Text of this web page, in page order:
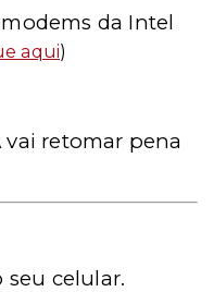
da Intel
aqui)
vai retomar pena
seu celular.